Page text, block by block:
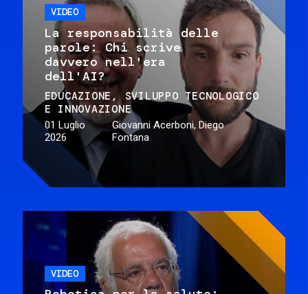
VIDEO
La responsabilità delle
parole: Chi scrive
davvero nell'era
dell'AI?
EDUCAZIONE
SVILUPPO TECNOLOGICO
E INNOVAZIONE
01 Luglio
2026
Giovanni Acerboni, Diego
Fontana
VIDEO